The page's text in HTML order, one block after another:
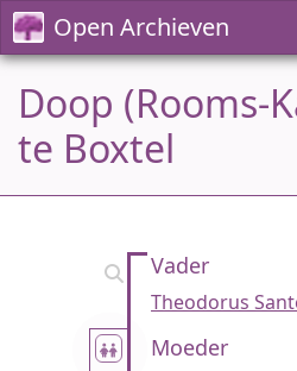
Open Archieven
Doop (Rooms-
te Boxtel
Vader
Theodorus
Moeder